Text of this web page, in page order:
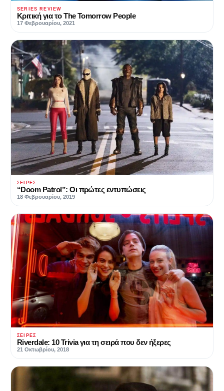
SERIES REVIEW
Κριτική για το The Tomorrow People
17 Φεβρουαρίου, 2021
ΣΕΙΡΈΣ
“Doom Patrol”: Οι πρώτες εντυπώσεις
18 Φεβρουαρίου, 2019
ΣΕΙΡΈΣ
Riverdale: 10 Trivia για τη σειρά που δεν ήξερες
21 Οκτωβρίου, 2018